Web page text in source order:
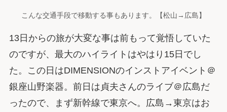
こんな交通手段で移動する事もあります。【松山→広島】
13日からの旅が大変な事は前もって覚悟していた
のですが、最大のハイライトはやはり15日でし
た。この日はDIMENSIONのインストアイベント＠
銀座山野楽器。前日は貞夫さんのライブ＠広島だ
ったので、まず新幹線で東京へ。広島→東京はお